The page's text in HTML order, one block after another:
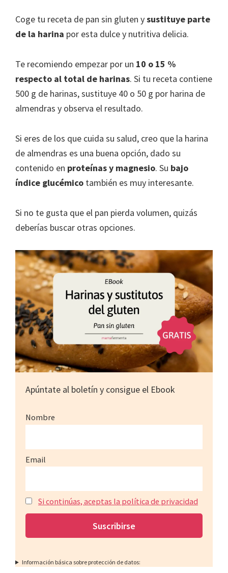
Coge tu receta de pan sin gluten ysustituye parte
de la harina por esta dulce y nutritiva delicia.
Te recomiendo empezar por un 10 o 15 %
respecto al total de harinas. Si tu receta contiene
500 g de harinas, sustituye 40 o 50 g por harina de
almendras y observa el resultado.
Si eres de los que cuida su salud, creo que la harina
de almendras es una buena opción, dado su
contenido en proteínas y magnesio. Su bajo
índice glucémico también es muy interesante.
Si no te gusta que el pan pierda volumen, quizás
deberías buscar otras opciones.
Apúntate al boletín y consigue el Ebook
Nombre
Email
Si continúas, aceptas la política de privacidad
Información básica sobre protección de datos: